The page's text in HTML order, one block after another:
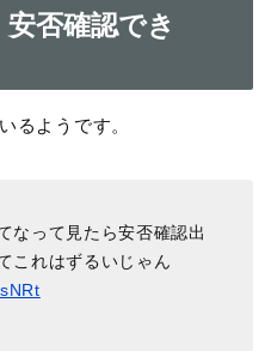
否確認でき
るようです。
なって見たら安否確認出
これはずるいじゃん